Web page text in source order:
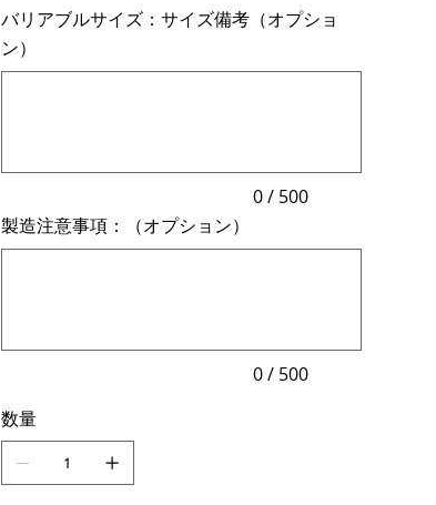
バリアブルサイズ：サイズ備考（オプショ
ン）
入
き
ま
す。
0 / 500
製造注意事項：（オプション）
入
ま
す。
0 / 500
数量